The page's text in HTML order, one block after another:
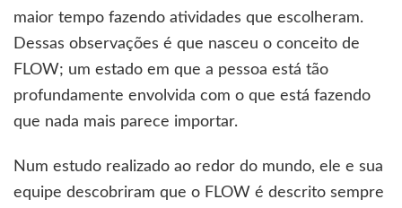
maior tempo fazendo atividades que escolheram.
Dessas observações é que nasceu o conceito de
FLOW; um estado em que a pessoa está tão
profundamente envolvida com o que está fazendo
que nada mais parece importar.
Num estudo realizado ao redor do mundo, ele e sua
equipe descobriram que o FLOW é descrito sempre